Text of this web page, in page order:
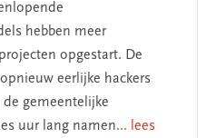
hebben meer
opgestart. De
eerlijke hackers
gemeentelijke
uur lang namen... lees